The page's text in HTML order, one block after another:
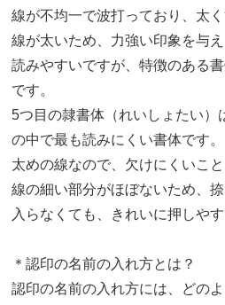
線が不均一で波打っており、太
線が太いため、力強い印象を与え
読みやすいですが、特徴のある
です。
5つ目の隷書体（れいしょたい）
の中で最も読みにくい書体です。
太めの線なので、欠けにくいこと
線の細い部分がほぼないため、
入らなくても、きれいに押しやす
＊認印の名前の入れ方とは？
認印の名前の入れ方には、どの